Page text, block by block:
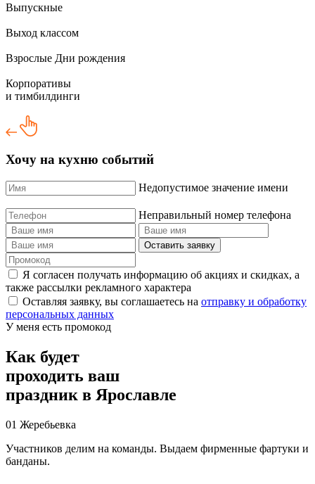
Выпускные
Выход классом
Взрослые Дни рождения
Корпоративы
и тимбилдинги
Хочу на кухню событий
Недопустимое значение имени
Неправильный номер телефона
Оставить заявку
Я согласен получать информацию об акциях и скидках, а
также рассылки рекламного характера
Оставляя заявку, вы соглашаетесь на отправку и обработку
персональных данных
У меня есть промокод
Как будет
проходить ваш
праздник в Ярославле
01 Жеребьевка
Участников делим на команды. Выдаем фирменные фартуки и
банданы.